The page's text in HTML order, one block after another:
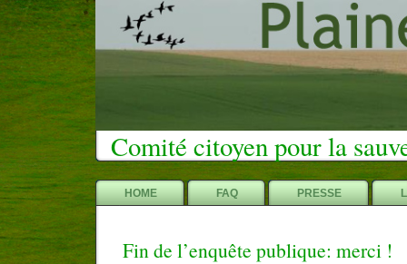
Comité citoyen pour la
HOME FAQ PRESSE
Fin de l’enquête publique: merci !